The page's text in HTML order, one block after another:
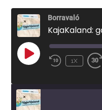
Borravaló
KajaKaland:
PLAY
EPISODE
1X